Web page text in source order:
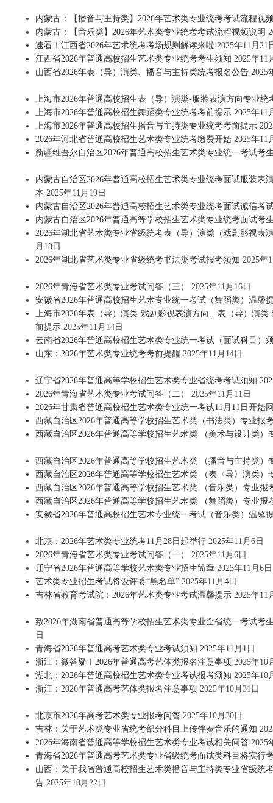
内蒙古：【播音与主持类】2026年艺术类专业统考考试流程视
内蒙古：【音乐类】2026年艺术类专业统考考试流程视频说明
速看！江西省2026年艺术统考考场规则解读来啦 2025年11月21
江西省2026年普通高校招生艺术类专业统考考生须知 2025年11
山西省2026年表（导）演类、播音与主持类统考报名公告2025
上海市2026年普通高校招生表（导）演类-服装表演方向专业统
上海市2026年普通高校招生舞蹈类专业统考考前提示2025年11
上海市2026年普通高校招生播音与主持类专业统考考前提示
2026年河北省普通高校招生艺术类专业统考缴费开始2025年11
新疆维吾尔自治区2026年普通高校招生艺术类专业统一考试考
内蒙古自治区2026年普通高校招生艺术类专业统考面试服装表
本 2025年11月19日
内蒙古自治区2026年普通高校招生艺术类专业统考面试诚信考
内蒙古自治区2026年普通高等学校招生艺术类专业统考面试考
2026年湖北省艺术类专业省级统考表（导）演类（戏剧影视表
月18日
2026年湖北省艺术类专业省级统考书法类考试报考须知 2025年
2026年青海省艺术类专业考试问答（三）
2025年11月16日
安徽省2026年普通高校招生艺术专业统一考试（舞蹈类）温馨
上海市2026年表（导）演类-戏剧影视表演方向、表（导）演
前提示2025年11月14日
云南省2026年普通高校招生艺术类专业统一考试（面试科目）
山东：2026年艺术类专业统考考前提醒 2025年11月14日
辽宁省2026年普通高等学校招生艺术类专业省统考考试须知
2026年青海省艺术类专业考试问答（二）
2025年11月11日
2026年甘肃省普通高校招生艺术类专业统一考试11月11日开始
西藏自治区2026年普通高等学校招生艺术类（书法类）专业报
西藏自治区2026年普通高等学校招生艺术类 （美术与设计类）
西藏自治区2026年普通高等学校招生艺术类 （播音与主持类）
西藏自治区2026年普通高等学校招生艺术类 （表〈导〉演类）
西藏自治区2026年普通高等学校招生艺术类 （音乐类）专业报
西藏自治区2026年普通高等学校招生艺术类 （舞蹈类）专业报
安徽省2026年普通高校招生艺术专业统一考试（音乐类）温馨
北京：2026年艺术类专业统考11月28日起举行2025年11月6日
2026年青海省艺术类专业考试问答（一）
2025年11月6日
辽宁省2026年普通高等学校艺术类专业招生简章2025年11月6日
艺术类专业招生考试将设评委“黑名单”2025年11月4日
吉林省教育考试院：2026年艺术类专业考试温馨提示2025年11
致2026年湖南省普通高等学校招生艺术类专业全省统一考试考
日
青海省2026年普通高考艺术类专业考试须知 2025年11月1日
浙江：微答疑︱2026年普通高考艺体类报名注意事项 2025年10
湖北：2026年普通高校招生艺术类专业考试报考须知 2025年10
浙江：2026年普通高考艺体类报名注意事项 2025年10月31日
北京市2026年高考艺术类专业报考问答2025年10月30日
吉林：关于艺术类专业省统考部分科目上传伴奏音乐的通知
2026年海南省普通高等学校招生艺术类专业考试相关问答2025
青海省2026年普通高考艺术类专业省级统考面试类科目将实行
山西：关于我省普通高校招生艺术类播音与主持类专业省级统
告2025年10月22日